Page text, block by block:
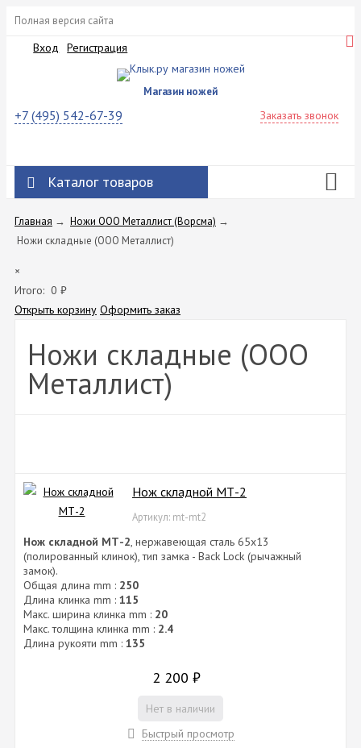
Полная версия сайта
Вход Регистрация
Магазин ножей
+7 (495) 542-67-39 Заказать звонок
Каталог товаров
Главная → Ножи ООО Металлист (Ворсма) →
Ножи складные (ООО Металлист)
×
Итого: 0 ₽
Открыть корзину Оформить заказ
Ножи складные (ООО
Металлист)
Нож складной МТ-2
Артикул: mt-mt2
Нож складной МТ-2, нержавеющая сталь 65х13
(полированный клинок), тип замка - Back Lock (рычажный
замок).
Общая длина mm : 250
Длина клинка mm : 115
Макс. ширина клинка mm : 20
Макс. толщина клинка mm : 2.4
Длина рукояти mm : 135
2 200 ₽
Нет в наличии
Быстрый просмотр